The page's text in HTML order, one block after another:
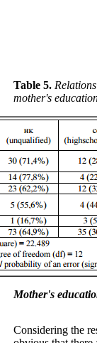
Table 5.
mother's
Mother's
Considering the